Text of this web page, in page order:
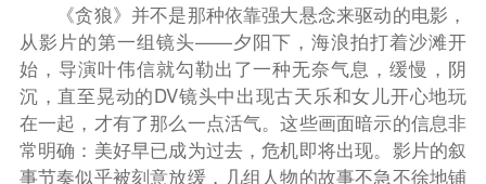
《贪狼》并不是那种依靠强大悬念来驱动的电影，
从影片的第一组镜头——夕阳下，海浪拍打着沙滩开
始，导演叶伟信就勾勒出了一种无奈气息，缓慢，阴
沉，直至晃动的DV镜头中出现古天乐和女儿开心地玩
在一起，才有了那么一点活气。这些画面暗示的信息非
常明确：美好早已成为过去，危机即将出现。影片的叙
事节奏似乎被刻意放缓，几组人物的故事不急不徐地铺